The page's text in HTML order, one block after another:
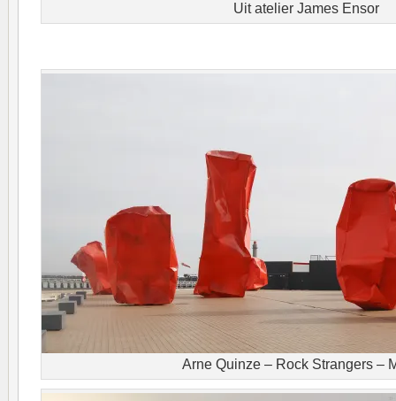
Uit atelier James Ensor
Arne Quinze – Rock Strangers –